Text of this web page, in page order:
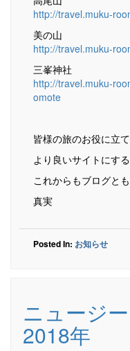
http://travel.muku-
美の山
http://travel.muku-
三峯神社
http://travel.muku-
omote
皆様の旅のお役に立
より良いサイトにす
これからもブログと
真実
Posted In: お知らせ
ニュージ
2018年